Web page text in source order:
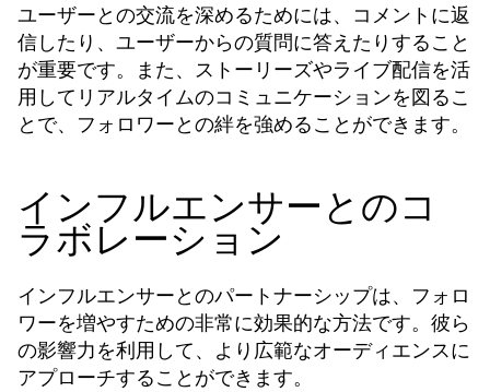
ユーザーとの交流を深めるためには、コメントに返
信したり、ユーザーからの質問に答えたりすること
が重要です。また、ストーリーズやライブ配信を活
用してリアルタイムのコミュニケーションを図るこ
とで、フォロワーとの絆を強めることができます。
インフルエンサーとのコ
ラボレーション
インフルエンサーとのパートナーシップは、フォロ
ワーを増やすための非常に効果的な方法です。彼ら
の影響力を利用して、より広範なオーディエンスに
アプローチすることができます。